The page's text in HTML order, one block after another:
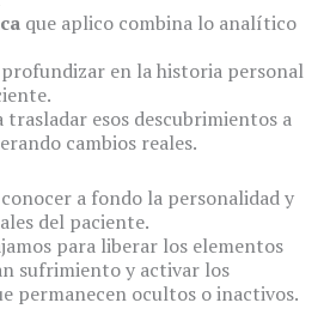
que aplico combina lo analítico
en la historia personal
trasladar esos descubrimientos a
cambios reales.
a fondo la personalidad y
del paciente.
para liberar los elementos
sufrimiento y activar los
permanecen ocultos o inactivos.